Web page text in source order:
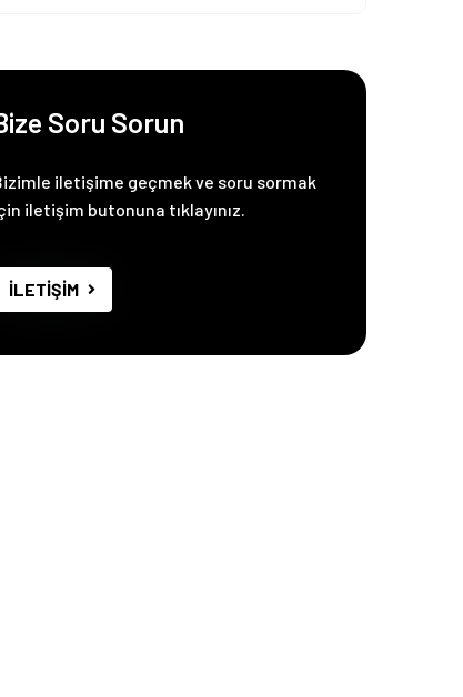
Soru Sorun
iletişime geçmek ve soru sormak
iletişim butonuna tıklayınız.
İLETİŞİM